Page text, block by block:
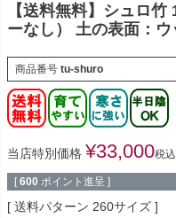
【送料無料】シュロ
ーなし） 土の表面：
商品番号 tu-shuro
当店特別価格 ¥33,000税込
[ 600 ポイント進呈 ]
送料パターン 260サイズ